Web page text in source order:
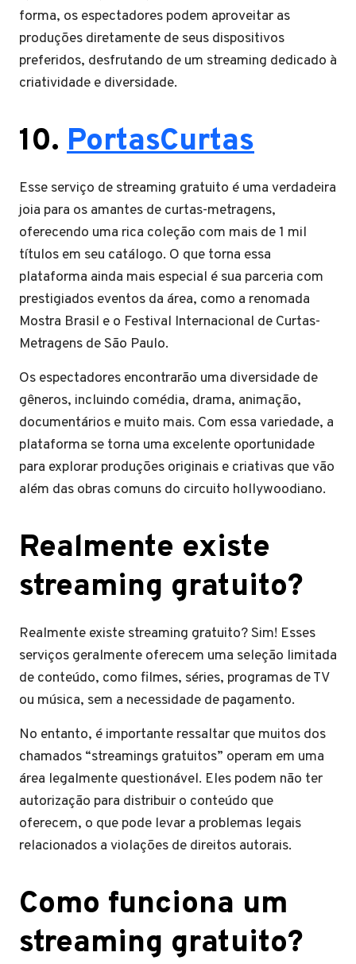
forma, os espectadores podem aproveitar as
produções diretamente de seus dispositivos
preferidos, desfrutando de um streaming dedicado à
criatividade e diversidade.
10. PortasCurtas
Esse serviço de streaming gratuito é uma verdadeira
joia para os amantes de curtas-metragens,
oferecendo uma rica coleção com mais de 1 mil
títulos em seu catálogo. O que torna essa
plataforma ainda mais especial é sua parceria com
prestigiados eventos da área, como a renomada
Mostra Brasil e o Festival Internacional de Curtas-
Metragens de São Paulo.
Os espectadores encontrarão uma diversidade de
gêneros, incluindo comédia, drama, animação,
documentários e muito mais. Com essa variedade, a
plataforma se torna uma excelente oportunidade
para explorar produções originais e criativas que vão
além das obras comuns do circuito hollywoodiano.
Realmente existe
streaming gratuito?
Realmente existe streaming gratuito? Sim! Esses
serviços geralmente oferecem uma seleção limitada
de conteúdo, como filmes, séries, programas de TV
ou música, sem a necessidade de pagamento.
No entanto, é importante ressaltar que muitos dos
chamados “streamings gratuitos” operam em uma
área legalmente questionável. Eles podem não ter
autorização para distribuir o conteúdo que
oferecem, o que pode levar a problemas legais
relacionados a violações de direitos autorais.
Como funciona um
streaming gratuito?